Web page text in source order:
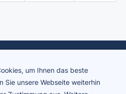
um Ihnen das beste
Sie unsere Webseite weiterhin